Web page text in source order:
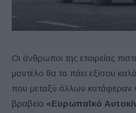
Οι άνθρωποι της εταιρείας
μοντέλο θα τα πάει εξίσου
που μεταξύ άλλων
βραβείο «Ευρωπαϊκό